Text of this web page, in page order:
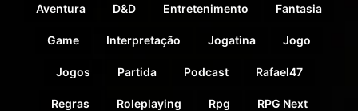
Aventura D&D Entretenimento Fantasia
Game Interpretação Jogatina Jogo
Jogos Partida Podcast Rafael47
Regras Roleplaying Rpg RPG Next